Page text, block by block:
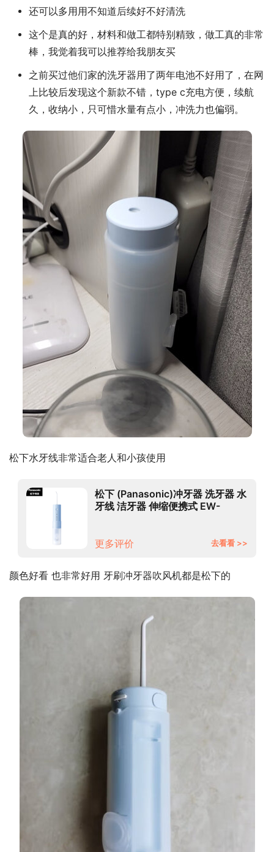
还可以多用用不知道后续好不好清洗
这个是真的好，材料和做工都特别精致，做工真的非常
棒，我觉着我可以推荐给我朋友买
之前买过他们家的洗牙器用了两年电池不好用了，在网
上比较后发现这个新款不错，type c充电方便，续航
久，收纳小，只可惜水量有点小，冲洗力也偏弱。
松下水牙线非常适合老人和小孩使用
松下 (Panasonic)冲牙器 洗牙器 水
牙线 洁牙器 伸缩便携式 EW-
更多评价
去看看 >>
颜色好看 也非常好用 牙刷冲牙器吹风机都是松下的